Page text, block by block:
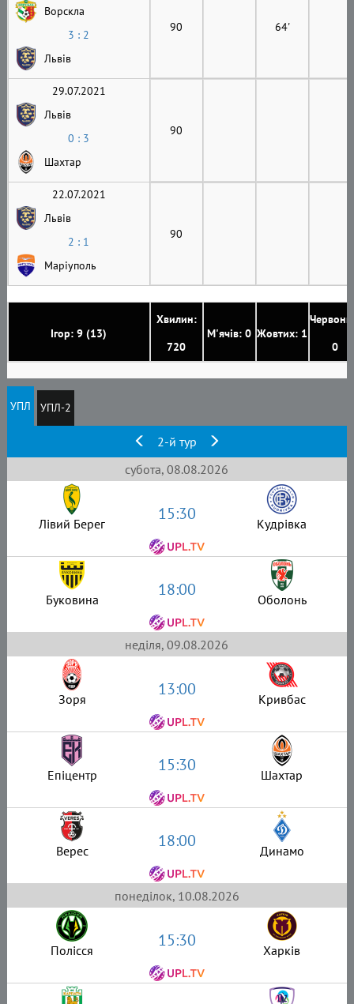
Ігор: 9 (13)
Хвилин:
720
М'ячів: 0 Жовтих: 1
0
Ворскла
3 : 2
Львів
90 64'
29.07.2021
Львів
0 : 3
Шахтар
90
22.07.2021
Львів
2 : 1
Маріуполь
90
УПЛ УПЛ-2
2-й тур
субота, 08.08.2026
Лівий Берег 15:30 Кудрівка
Буковина 18:00 Оболонь
неділя, 09.08.2026
Зоря 13:00 Кривбас
Епіцентр 15:30 Шахтар
Верес 18:00 Динамо
понеділок, 10.08.2026
Полісся 15:30 Харків